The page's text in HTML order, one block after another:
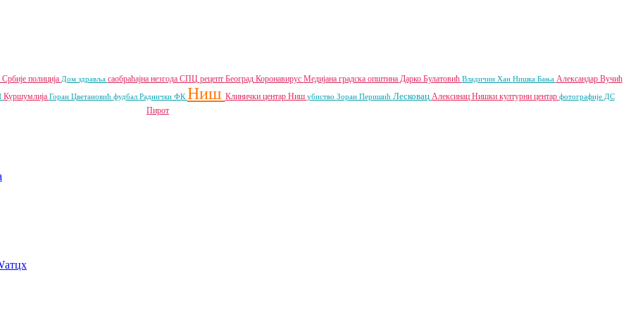
полиција Дом здравља саобраћајна незгода СПЦ рецепт Београд Коронавирус Медијана градска општина Дарко Булатовић Владичин Хан Нишка Бања Александар Вучић
Куршумлија Горан Цветановић фудбал Раднички ФК Ниш Клинички центар Ниш убиство Зоран Перишић Лесковац Алексинац Нишки културни центар фотографије ДС
Пирот